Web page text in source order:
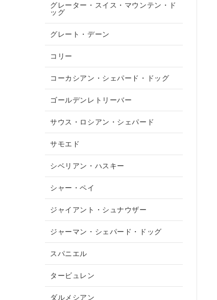
グレーター・スイス・マウンテン・ド
ッグ
グレート・デーン
コリー
コーカシアン・シェパード・ドッグ
ゴールデンレトリーバー
サウス・ロシアン・シェパード
サモエド
シベリアン・ハスキー
シャー・ペイ
ジャイアント・シュナウザー
ジャーマン・シェパード・ドッグ
スパニエル
タービュレン
ダルメシアン